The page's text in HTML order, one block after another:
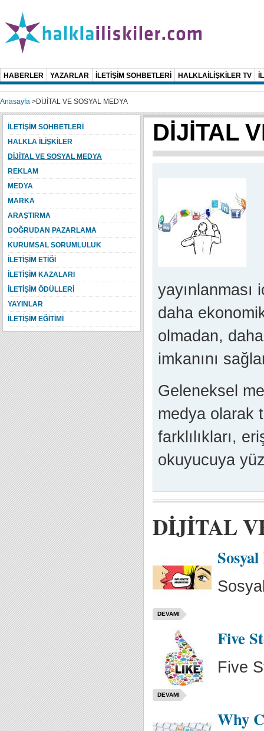
HABERLER YAZARLAR İLETİŞİM SOHBETLERİ HALKLAİLİŞKİLER TV
Anasayfa >DİJİTAL VE SOSYAL MEDYA
DİJİTAL
daha
olmadan,
imkanını
Geleneksel
medya olarak
farklılıkları,
okuyucuya
DİJİTAL
DEVAMI
Five
Five
DEVAMI
Why
İLETİŞİM SOHBETLERİ
HALKLA İLİŞKİLER
DİJİTAL VE SOSYAL MEDYA
REKLAM
MEDYA
MARKA
ARAŞTIRMA
DOĞRUDAN PAZARLAMA
KURUMSAL SORUMLULUK
İLETİŞİM ETİĞİ
İLETİŞİM KAZALARI
İLETİŞİM ÖDÜLLERİ
YAYINLAR
İLETİŞİM EĞİTİMİ